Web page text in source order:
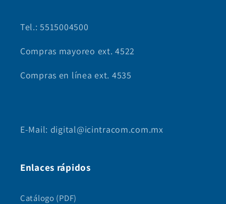
Tel.: 5515004500
Compras mayoreo ext. 4522
Compras en línea ext. 4535
E-Mail: digital@icintracom.com.mx
Enlaces rápidos
Catálogo (PDF)